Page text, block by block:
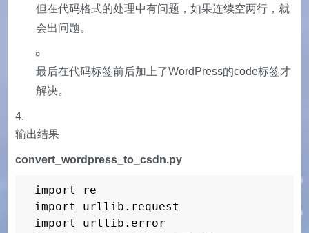
但在代码格式的处理中有问题，如果连续空两行，就
会出问题。
最后在代码标签前后加上了WordPress的code标签才
解决。
输出结果
convert_wordpress_to_csdn.py
import re
import urllib.request
import urllib.error